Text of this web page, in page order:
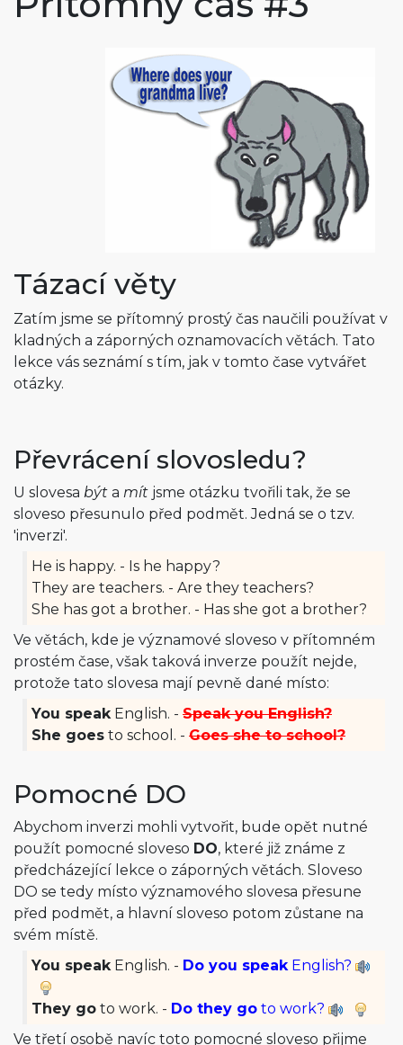
Tázací věty
Zatím jsme se přítomný prostý čas naučili používat v
kladných a záporných oznamovacích větách. Tato
lekce vás seznámí s tím, jak v tomto čase vytvářet
otázky.
Převrácení slovosledu?
U slovesa být a mít jsme otázku tvořili tak, že se
sloveso přesunulo před podmět. Jedná se o tzv.
'inverzi'.
He is happy. - Is he happy?
They are teachers. - Are they teachers?
She has got a brother. - Has she got a brother?
Ve větách, kde je významové sloveso v přítomném
prostém čase, však taková inverze použít nejde,
protože tato slovesa mají pevně dané místo:
You speakEnglish. - Speak you English?
She goes to school. - Goes she to school?
Pomocné DO
Abychom inverzi mohli vytvořit, bude opět nutné
použít pomocné sloveso DO, které již známe z
předcházející lekce o záporných větách. Sloveso
DO se tedy místo významového slovesa přesune
před podmět, a hlavní sloveso potom zůstane na
svém místě.
You speakEnglish. - Do you speakEnglish?
They go to work. - Do they go to work?
Ve třetí osobě navíc toto pomocné sloveso přijme